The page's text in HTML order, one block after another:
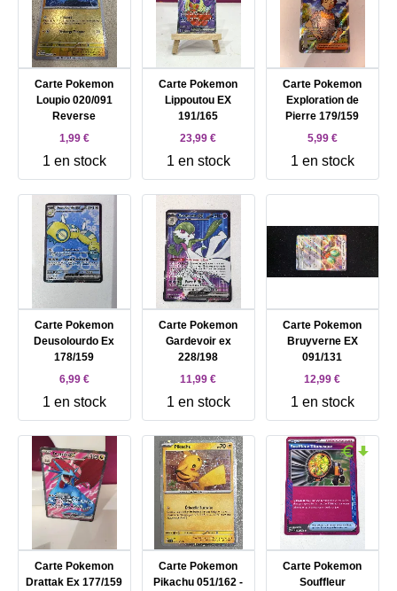
Carte Pokemon
Loupio 020/091
Reverse
1,99 €
1 en stock
Carte Pokemon
Lippoutou EX
191/165
23,99 €
1 en stock
Carte Pokemon
Exploration de
Pierre 179/159
5,99 €
1 en stock
Carte Pokemon
Deusolourdo Ex
178/159
6,99 €
1 en stock
Carte Pokemon
Gardevoir ex
228/198
11,99 €
1 en stock
Carte Pokemon
Bruyverne EX
091/131
12,99 €
1 en stock
Carte Pokemon
Drattak Ex 177/159
Carte Pokemon
Pikachu 051/162 -
Carte Pokemon
Souffleur